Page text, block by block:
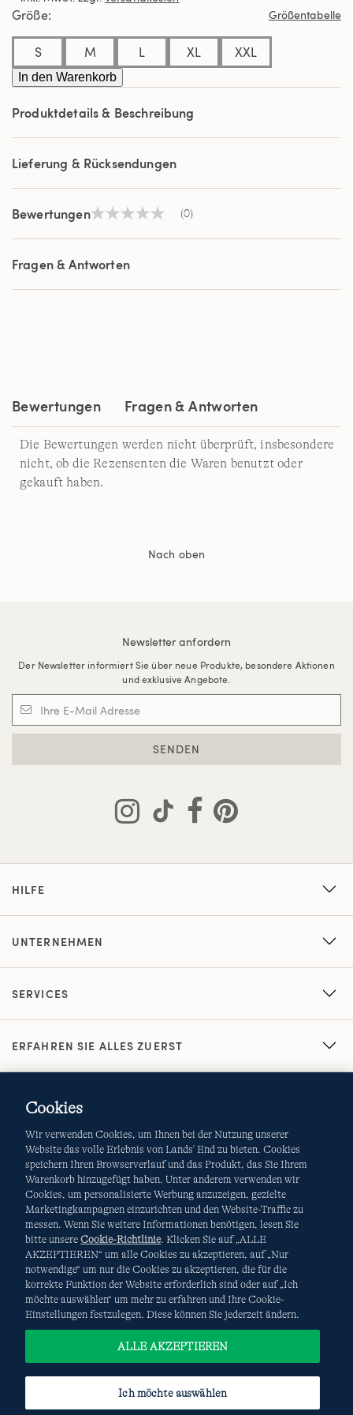
derselben
Größe Größentabelle
S M L XL XXL
In den Warenkorb
Produktdetails & Beschreibung
Lieferung & Rücksendungen
BewertungenKein
Link
derselben
(0)
Fragen & Antworten
Bewertungen Fragen & Antworten
Die Bewertungen werden nicht überprüft, insbesondere
nicht, ob die Rezensenten die Waren benutzt oder
gekauft haben.
Nach oben
Newsletter anfordern
Der Newsletter informiert Sie über neue Produkte, besondere Aktionen
und exklusive Angebote.
SENDEN
HILFE
UNTERNEHMEN
SERVICES
ERFAHREN SIE ALLES ZUERST
AGB Datenschutz & Sicherheit
Cookies-Ich möchte auswählen Site Map
Internationale Websites
Diese Website ist durch reCAPTCHA geschützt. Es gelten die
DatenschutzerklärungundNutzungsbedingungen
Google.
Cookies
Wir verwenden Cookies, um Ihnen bei der Nutzung unserer
Website das volle Erlebnis von Lands' End zu bieten. Cookies
speichern Ihren Browserverlauf und das Produkt, das Sie Ihrem
Warenkorb hinzugefügt haben. Unter anderem verwenden wir
Cookies, um personalisierte Werbung anzuzeigen, gezielte
Marketingkampagnen einzurichten und den Website-Traffic zu
messen. Wenn Sie weitere Informationen benötigen, lesen Sie
bitte unsere Cookie-Richtlinie. Klicken Sie auf „ALLE
AKZEPTIEREN“ um alle Cookies zu akzeptieren, auf „Nur
notwendige“ um nur die Cookies zu akzeptieren, die für die
korrekte Funktion der Website erforderlich sind oder auf „Ich
möchte auswählen“ um mehr zu erfahren und Ihre Cookie-
Einstellungen festzulegen. Diese können Sie jederzeit ändern.
Ich möchte auswählen
ALLE AKZEPTIEREN